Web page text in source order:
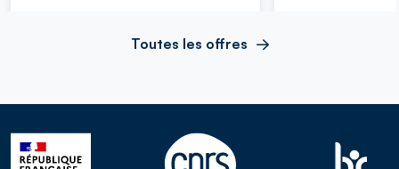
Toutes les offres